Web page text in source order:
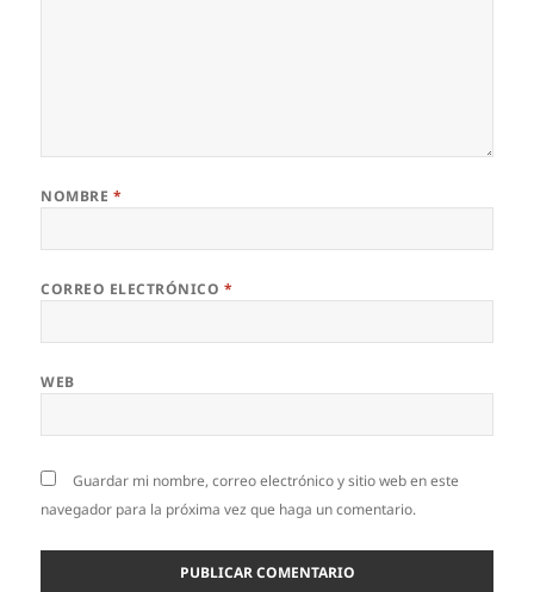
NOMBRE *
CORREO ELECTRÓNICO *
WEB
Guardar mi nombre, correo electrónico y sitio web en este
navegador para la próxima vez que haga un comentario.